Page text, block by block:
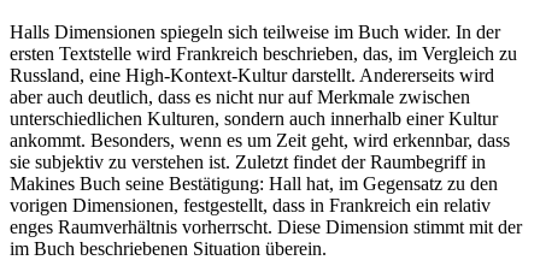
Halls Dimensionen spiegeln sich teilweise im Buch wider. In der
ersten Textstelle wird Frankreich beschrieben, das, im Vergleich zu
Russland, eine High-Kontext-Kultur darstellt. Andererseits wird
aber auch deutlich, dass es nicht nur auf Merkmale zwischen
unterschiedlichen Kulturen, sondern auch innerhalb einer Kultur
ankommt. Besonders, wenn es um Zeit geht, wird erkennbar, dass
sie subjektiv zu verstehen ist. Zuletzt findet der Raumbegriff in
Makines Buch seine Bestätigung: Hall hat, im Gegensatz zu den
vorigen Dimensionen, festgestellt, dass in Frankreich ein relativ
enges Raumverhältnis vorherrscht. Diese Dimension stimmt mit der
im Buch beschriebenen Situation überein.